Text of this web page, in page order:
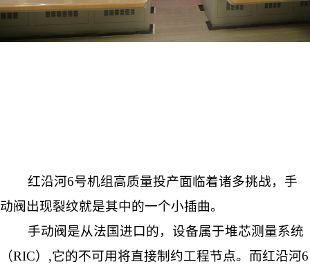
红沿河6号机组高质量投产面临着诸多挑战，手
动阀出现裂纹就是其中的一个小插曲。
手动阀是从法国进口的，设备属于堆芯测量系统
（RIC）,它的不可用将直接制约工程节点。而红沿河6